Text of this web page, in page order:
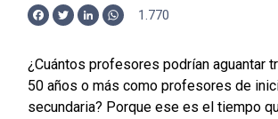
Facebook
TwitterLinkedInWhatsApp
1.770
¿Cuántos profesores podrían aguantar
50 años o más como profesores de
secundaria? Porque ese es el tiempo